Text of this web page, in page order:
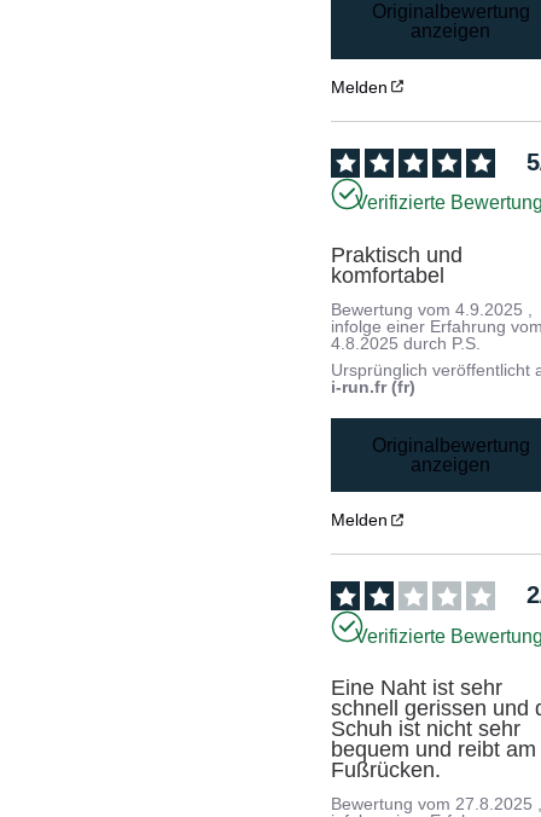
Originalbewertung
anzeigen
Melden
5
Verifizierte
Praktisch und
komfortabel
Bewertung vom4.9.2025
infolge einer Erfahrung
4.8.2025 durch P.S.
Ursprünglich veröffentlicht
i-run.fr (fr)
Originalbewertung
anzeigen
Melden
2
Verifizierte
Eine Naht ist sehr
schnell gerissen und
Schuh ist nicht sehr
bequem und reibt am
Fußrücken.
Bewertung vom27.8.2025